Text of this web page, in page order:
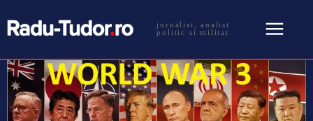
jurnalist, analist
politic si militar